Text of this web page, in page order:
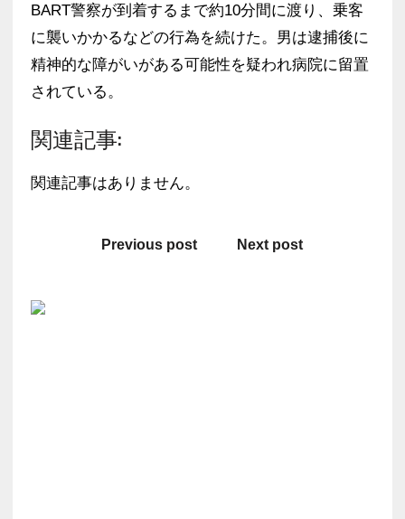
BART警察が到着するまで約10分間に渡り、乗客
に襲いかかるなどの行為を続けた。男は逮捕後に
精神的な障がいがある可能性を疑われ病院に留置
されている。
関連記事:
関連記事はありません。
Previous post Next post